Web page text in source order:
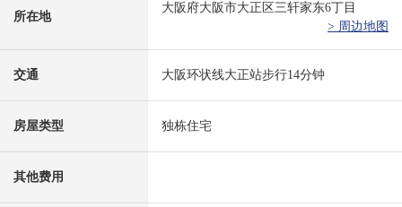
所在地
大阪府大阪市大正区三轩家东6丁目
> 周边地图
交通 大阪环状线大正站步行14分钟
房屋类型 独栋住宅
其他费用